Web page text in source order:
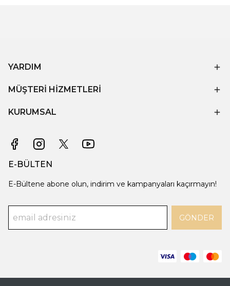
YARDIM
MÜŞTERİ HİZMETLERİ
KURUMSAL
E-BÜLTEN
E-Bültene abone olun, indirim ve kampanyaları kaçırmayın!
GÖNDER